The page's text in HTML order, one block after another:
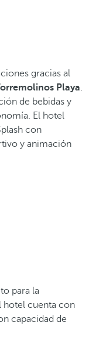
gracias al
Playa.
de bebidas y
El hotel
con
y animación
para la
hotel cuenta con
capacidad de